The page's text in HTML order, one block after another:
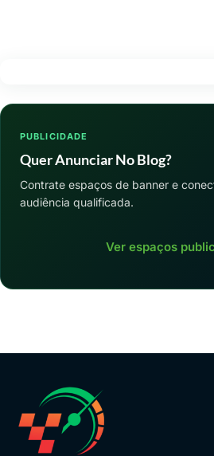
PUBLICIDADE
Quer Anunciar No Blog?
Contrate espaços de banner e
audiência qualificada.
Ver espaços